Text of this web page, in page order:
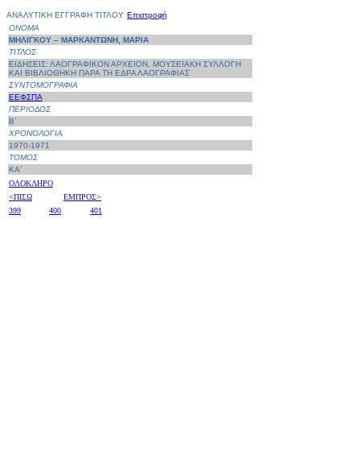
ΑΝΑΛΥΤΙΚΗ ΕΓΓΡΑΦΗ ΤΙΤΛΟΥ Επιστροφή
ΟΝΟΜΑ
ΜΗΛΙΓΚΟΥ – ΜΑΡΚΑΝΤΩΝΗ, ΜΑΡΙΑ
ΤΙΤΛΟΣ
ΕΙΔΗΣΕΙΣ: ΛΑΟΓΡΑΦΙΚΟΝ ΑΡΧΕΙΟΝ, ΜΟΥΣΕΙΑΚΗ ΣΥΛΛΟΓΗ
ΚΑΙ ΒΙΒΛΙΟΘΗΚΗ ΠΑΡΑ ΤΗ ΕΔΡΑ ΛΑΟΓΡΑΦΙΑΣ
ΣΥΝΤΟΜΟΓΡΑΦΙΑ
ΕΕΦΣΠΑ
ΠΕΡΙΟΔΟΣ
Β΄
ΧΡΟΝΟΛΟΓΙΑ
1970-1971
ΤΟΜΟΣ
ΚΑ΄
ΟΛΟΚΛΗΡΟ
<ΠΙΣΩ
ΕΜΠΡΟΣ>
399
400 401